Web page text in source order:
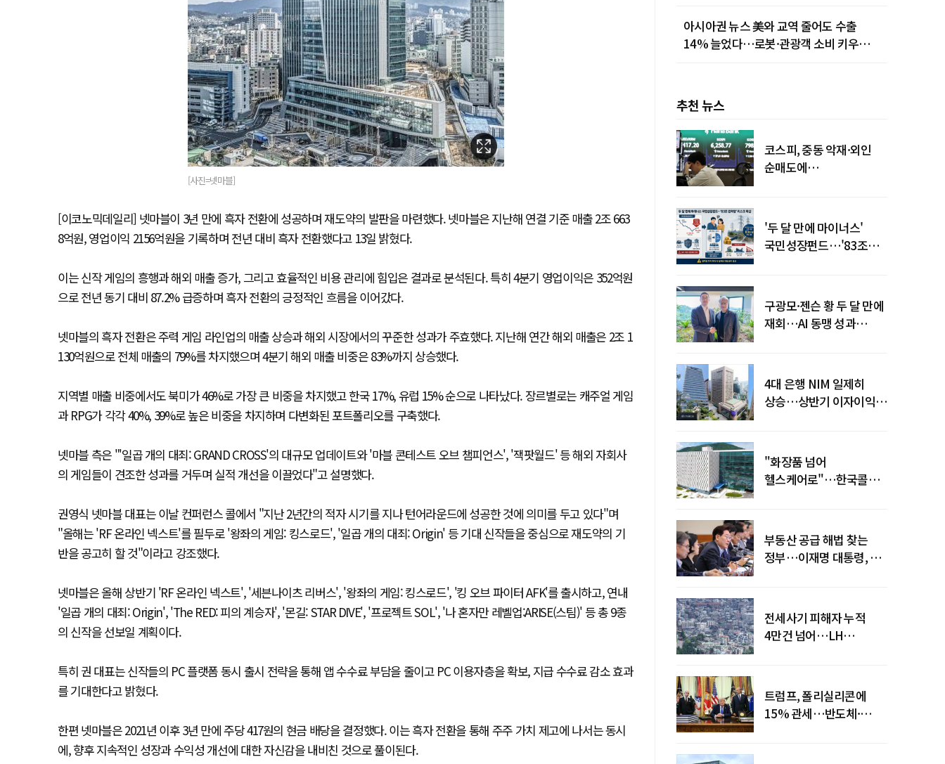
[사진=넷마블]
[이코노믹데일리] 넷마블이 3년 만에 흑자 전환에 성공하며 재도약의 발판을 마련했다. 넷마블은 지난해 연결 기준 매출 2조 663
8억원, 영업이익 2156억원을 기록하며 전년 대비 흑자 전환했다고 13일 밝혔다.
이는 신작 게임의 흥행과 해외 매출 증가, 그리고 효율적인 비용 관리에 힘입은 결과로 분석된다. 특히 4분기 영업이익은 352억원
으로 전년 동기 대비 87.2% 급증하며 흑자 전환의 긍정적인 흐름을 이어갔다.
넷마블의 흑자 전환은 주력 게임 라인업의 매출 상승과 해외 시장에서의 꾸준한 성과가 주효했다. 지난해 연간 해외 매출은 2조 1
130억원으로 전체 매출의 79%를 차지했으며 4분기 해외 매출 비중은 83%까지 상승했다.
지역별 매출 비중에서도 북미가 46%로 가장 큰 비중을 차지했고 한국 17%, 유럽 15% 순으로 나타났다. 장르별로는 캐주얼 게임
과 RPG가 각각 40%, 39%로 높은 비중을 차지하며 다변화된 포트폴리오를 구축했다.
넷마블 측은 "'일곱 개의 대죄: GRAND CROSS'의 대규모 업데이트와 '마블 콘테스트 오브 챔피언스', '잭팟월드' 등 해외 자회사
의 게임들이 견조한 성과를 거두며 실적 개선을 이끌었다"고 설명했다.
권영식 넷마블 대표는 이날 컨퍼런스 콜에서 "지난 2년간의 적자 시기를 지나 턴어라운드에 성공한 것에 의미를 두고 있다"며
"올해는 'RF 온라인 넥스트'를 필두로 '왕좌의 게임: 킹스로드', '일곱 개의 대죄: Origin' 등 기대 신작들을 중심으로 재도약의 기
반을 공고히 할 것"이라고 강조했다.
넷마블은 올해 상반기 'RF 온라인 넥스트', '세븐나이츠 리버스', '왕좌의 게임: 킹스로드', '킹 오브 파이터 AFK'를 출시하고, 연내
'일곱 개의 대죄: Origin', 'The RED: 피의 계승자', '몬길: STAR DIVE', '프로젝트 SOL', '나 혼자만 레벨업:ARISE(스팀)' 등 총 9종
의 신작을 선보일 계획이다.
특히 권 대표는 신작들의 PC 플랫폼 동시 출시 전략을 통해 앱 수수료 부담을 줄이고 PC 이용자층을 확보, 지급 수수료 감소 효과
를 기대한다고 밝혔다.
한편 넷마블은 2021년 이후 3년 만에 주당 417원의 현금 배당을 결정했다. 이는 흑자 전환을 통해 주주 가치 제고에 나서는 동시
에, 향후 지속적인 성장과 수익성 개선에 대한 자신감을 내비친 것으로 풀이된다.
아시아권 뉴스 美와 교역 줄어도 수출
14% 늘었다…로봇·관광객 소비 키우는
추천 뉴스
코스피, 중동 악재·외인
순매도에
'두 달 만에 마이너스'
국민성장펀드…'83조
구광모·젠슨 황 두 달 만에
재회…AI 동맹 성과
4대 은행 NIM 일제히
상승…상반기 이자이익
"화장품 넘어
헬스케어로"…한국콜마,
부동산 공급 해법 찾는
정부…이재명 대통령, 2차
전세사기 피해자 누적
4만건 넘어…LH
트럼프, 폴리실리콘에
15% 관세…반도체·